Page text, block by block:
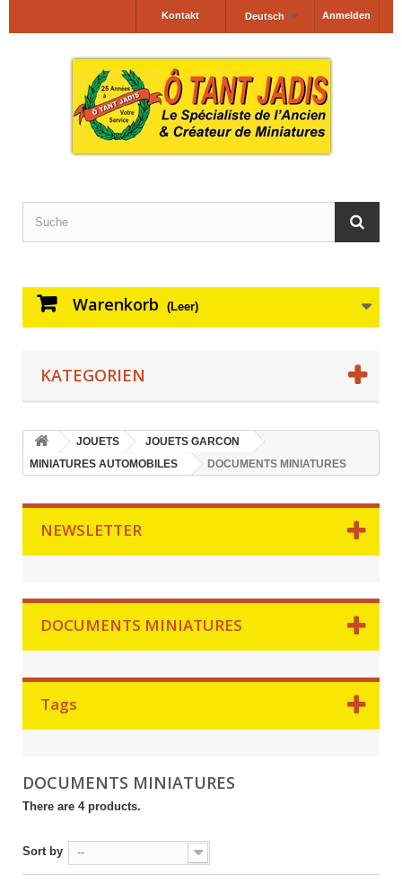
Anmelden
Deutsch
Kontakt
Warenkorb (Leer)
KATEGORIEN
JOUETS
JOUETS GARCON
MINIATURES AUTOMOBILES
DOCUMENTS MINIATURES
NEWSLETTER
DOCUMENTS MINIATURES
Tags
DOCUMENTS MINIATURES
There are 4 products.
Sort by --